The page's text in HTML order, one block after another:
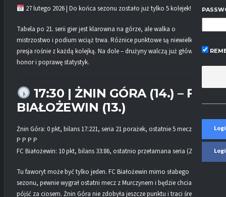
27 lutego 2026 | Do końca sezonu zostało już tylko 5 kolejek!
Tabela po 21. serii gier jest klarowna na górze, ale walka o
mistrzostwo i podium wciąż trwa. Różnice punktowe są niewielkie, a
presja rośnie z każdą kolejką. Na dole – drużyny walczą już głównie o
honor i poprawę statystyk.
17:30 | ŻNIN GÓRA (14.) – FC
BIAŁOŻEWIN (13.)
Żnin Góra: 0 pkt, bilans 17:221, seria 21 porażek, ostatnie 5 meczów: P
P P P P
FC Białożewin: 10 pkt, bilans 33:86, ostatnio przełamana seria (Z1)
Tu faworyt może być tylko jeden. FC Białożewin mimo słabego
sezonu, pewnie wygrał ostatni mecz z Murczynem i będzie chciał
pójść za ciosem. Żnin Góra nie zdobyła jeszcze punktu i traci średnio